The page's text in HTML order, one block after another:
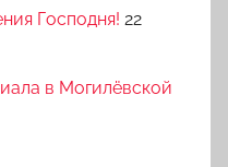
Господня! 22
в Могилёвской